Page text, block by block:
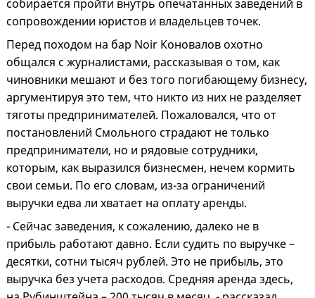
собирается пройти внутрь опечатанных заведений в
сопровождении юристов и владельцев точек.
Перед походом на бар Noir Коновалов охотно
общался с журналистами, рассказывая о том, как
чиновники мешают и без того погибающему бизнесу,
аргументируя это тем, что никто из них не разделяет
тяготы предпринимателей. Пожаловался, что от
постановлений Смольного страдают не только
предприниматели, но и рядовые сотрудники,
которым, как выразился бизнесмен, нечем кормить
свои семьи. По его словам, из-за ограничений
выручки едва ли хватает на оплату аренды.
- Сейчас заведения, к сожалению, далеко не в
прибыль работают давно. Если судить по выручке –
десятки, сотни тысяч рублей. Это не прибыль, это
выручка без учета расходов. Средняя аренда здесь,